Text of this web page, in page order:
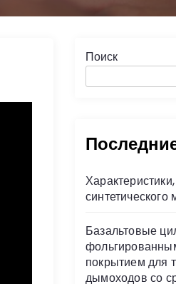
Поиск
Базальтовые
покрытием для
дымоходов со